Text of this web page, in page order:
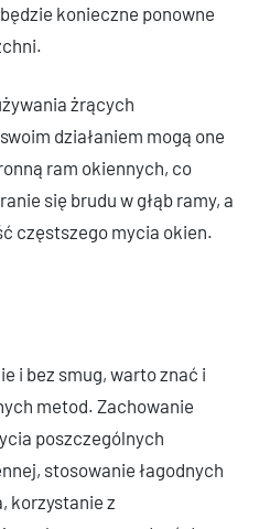
konieczne ponowne
żrących
działaniem mogą one
ram okiennych, co
się brudu w głąb ramy, a
częstszego mycia okien.
i bez smug, warto znać i
metod. Zachowanie
poszczególnych
stosowanie łagodnych
korzystanie z